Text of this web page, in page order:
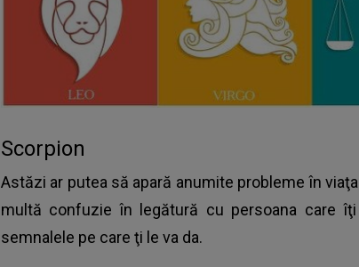
Scorpion
Astăzi ar putea să apară anumite probleme în
multă confuzie în legătură cu persoana care
semnalele pe care ţi le va da.